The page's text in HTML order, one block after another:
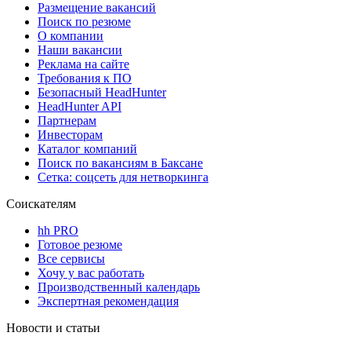
Размещение вакансий
Поиск по резюме
О компании
Наши вакансии
Реклама на сайте
Требования к ПО
Безопасный HeadHunter
HeadHunter API
Партнерам
Инвесторам
Каталог компаний
Поиск по вакансиям в Баксане
Сетка: соцсеть для нетворкинга
Соискателям
hh PRO
Готовое резюме
Все сервисы
Хочу у вас работать
Производственный календарь
Экспертная рекомендация
Новости и статьи